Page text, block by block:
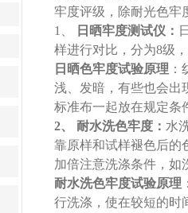
牢度评级，除耐光色牢
1
日晒牢度测试仪：
样进行对比，分为8级，
日晒色牢度试验原理
浅、发暗，有些也会出
标准布一起放在规定条
2、 耐水洗色牢度： 水
靠原样和试样褪色后的
加倍注意洗涤条件，如
耐水洗色牢度试验原理
行洗涤，使在较短的时